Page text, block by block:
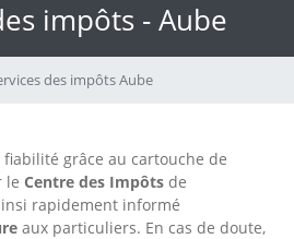
impôts - Aube
des impôts Aube
grâce au cartouche de
le Centre des Impôts de
rapidement informé
aux particuliers. En cas de doute,